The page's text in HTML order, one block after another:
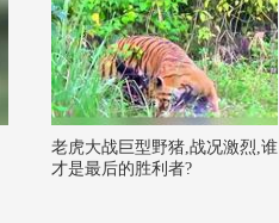
老虎大战巨型野猪,战况激烈,谁
才是最后的胜利者?